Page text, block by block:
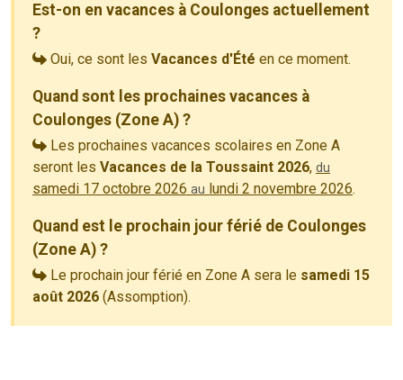
Est-on en vacances à Coulonges actuellement
?
Oui, ce sont les Vacances d'Été en ce moment.
Quand sont les prochaines vacances à
Coulonges (Zone A) ?
Les prochaines vacances scolaires en Zone A
seront les Vacances de la Toussaint 2026, du
samedi 17 octobre 2026 au lundi 2 novembre 2026.
Quand est le prochain jour férié de Coulonges
(Zone A) ?
Le prochain jour férié en Zone A sera le samedi 15
août 2026 (Assomption).